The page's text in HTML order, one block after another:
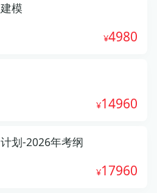
模
4980
14960
划-2026年考纲
17960